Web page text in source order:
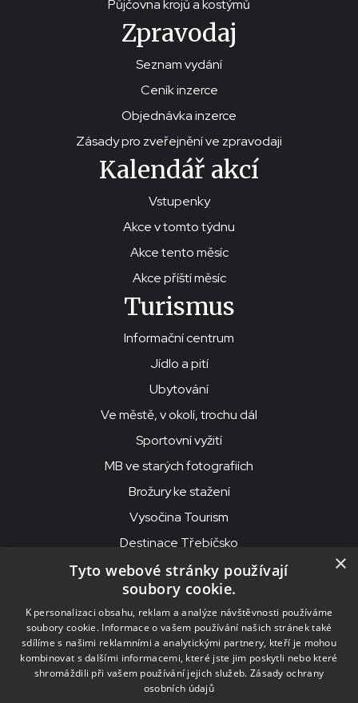
Půjčovna krojů a kostýmů
Zpravodaj
Seznam vydání
Ceník inzerce
Objednávka inzerce
Zásady pro zveřejnění ve zpravodaji
Kalendář akcí
Vstupenky
Akce v tomto týdnu
Akce tento měsíc
Akce příští měsíc
Turismus
Informační centrum
Jídlo a pití
Ubytování
Ve městě, v okolí, trochu dál
Sportovní vyžití
MB ve starých fotografiích
Brožury ke stažení
Vysočina Tourism
Destinace Třebíčsko
© 2026MKS Beseda Mor. Budějovice
MKS Beseda, příspěvková organizace, Purcnerova 62, 676 02
Moravské Budějovice
IČO: 00091758, DIČ: CZ00091758, ID datové schránky: chjn2kd
×
Tyto webové stránky používají
soubory cookie.
K personalizaci obsahu, reklam a analýze návštěvnosti používáme
soubory cookie. Informace o vašem používání našich stránek také
sdílíme s našimi reklamními a analytickými partnery, kteří je mohou
kombinovat s dalšími informacemi, které jste jim poskytli nebo které
shromáždili při vašem používání jejich služeb. Zásady ochrany
osobních údajů